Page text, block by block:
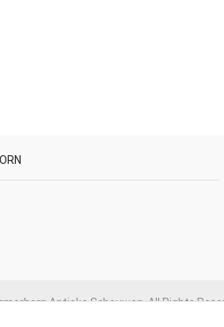
Antieke Schouwen. All Rights